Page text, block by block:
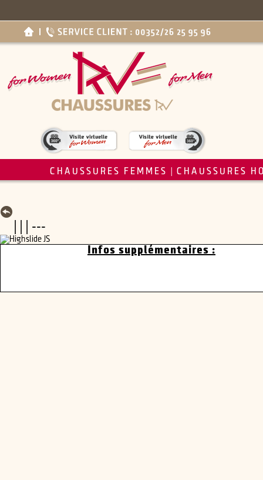
CHAUSSURES FEMMES CHAUSSURES
| | | ---
Infos supplémentaires :